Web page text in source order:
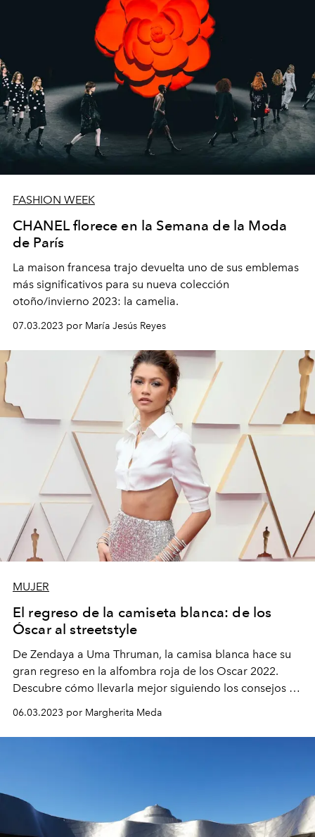
FASHION WEEK
CHANEL florece en la Semana de la Moda
de París
La maison francesa trajo devuelta uno de sus emblemas
más significativos para su nueva colección
otoño/invierno 2023: la camelia.
07.03.2023 por María Jesús Reyes
MUJER
El regreso de la camiseta blanca: de los
Óscar al streetstyle
De Zendaya a Uma Thruman, la camisa blanca hace su
gran regreso en la alfombra roja de los Oscar 2022.
Descubre cómo llevarla mejor siguiendo los consejos de
los influencers de la moda del momento.
06.03.2023 por Margherita Meda